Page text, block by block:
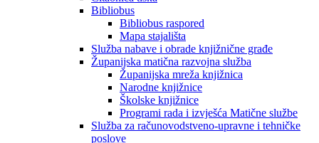
Bibliobus
Bibliobus raspored
Mapa stajališta
Služba nabave i obrade knjižnične građe
Županijska matična razvojna služba
Županijska mreža knjižnica
Narodne knjižnice
Školske knjižnice
Programi rada i izvješća Matične službe
Služba za računovodstveno-upravne i tehničke
poslove